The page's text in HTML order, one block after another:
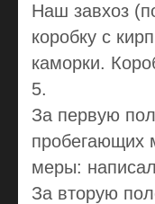
Наш завхоз
коробку с
каморки.
5.
За первую
пробегающих
меры:
За вторую